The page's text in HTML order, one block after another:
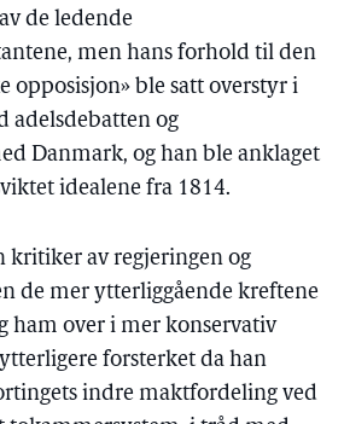
de ledende
men hans forhold til den
opposisjon» ble satt overstyr i
adelsdebatten og
Danmark, og han ble anklaget
idealene fra 1814.
kritiker av regjeringen og
de mer ytterliggående kreftene
ham over i mer konservativ
forsterket da han
indre maktfordeling ved